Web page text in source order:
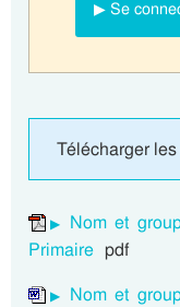
▶ Se
Télécharger
Nom et
Primaire pdf
Nom et